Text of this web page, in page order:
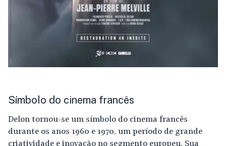
Símbolo do cinema francês
Delon tornou-se um símbolo do cinema francês
durante os anos 1960 e 1970, um período de grande
criatividade e inovação no segmento europeu. Sua